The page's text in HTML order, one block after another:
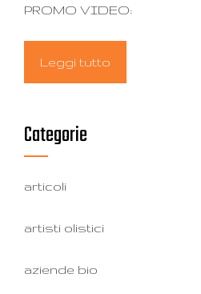
PROMO VIDEO:
Leggi tutto
Categorie
articoli
artisti olistici
aziende bio